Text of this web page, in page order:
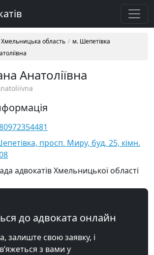
Хмельницька область
м. Шепетівка
Анатоліївна
просп. Миру, буд. 25, кімн.
адвокатів Хмельницької області
до адвоката онлайн
залиште свою заявку, і
з вами у